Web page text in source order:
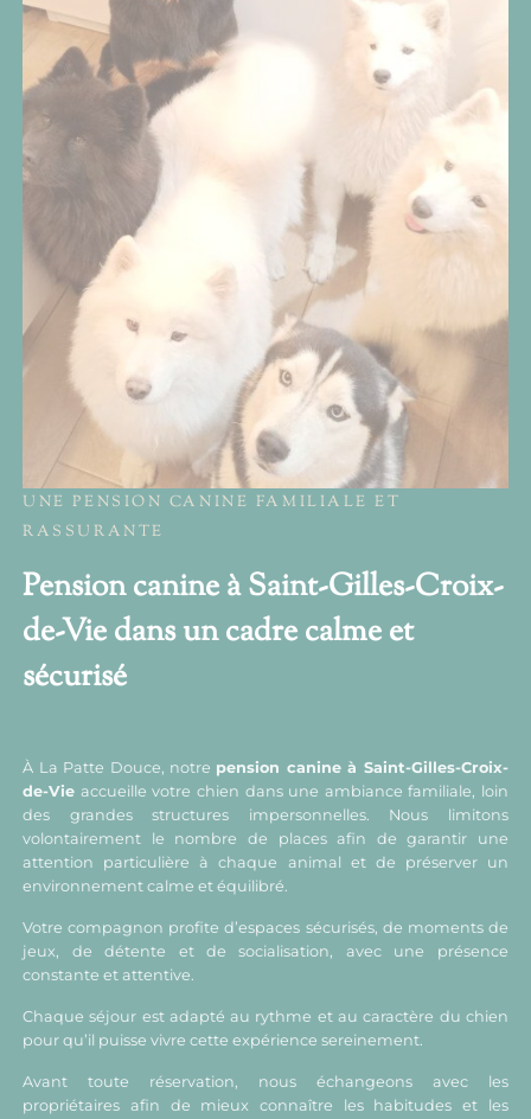
UNE PENSION CANINE FAMILIALE ET
RASSURANTE
Pension canine à Saint-Gilles-Croix-
de-Vie dans un cadre calme et
sécurisé
À La Patte Douce, notre pension canine à Saint-Gilles-Croix-
de-Vie accueille votre chien dans une ambiance familiale, loin
des grandes structures impersonnelles. Nous limitons
volontairement le nombre de places afin de garantir une
attention particulière à chaque animal et de préserver un
environnement calme et équilibré.
Votre compagnon profite d’espaces sécurisés, de moments de
jeux, de détente et de socialisation, avec une présence
constante et attentive.
Chaque séjour est adapté au rythme et au caractère du chien
pour qu’il puisse vivre cette expérience sereinement.
Avant toute réservation, nous échangeons avec les
propriétaires afin de mieux connaître les habitudes et les